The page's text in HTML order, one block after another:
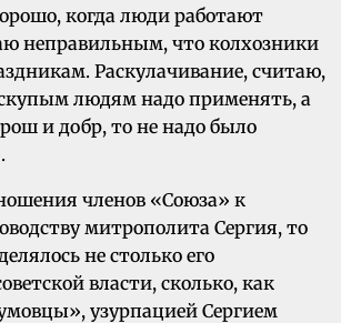
когда люди работают
неправильным, что колхозники
Раскулачивание, считаю,
людям надо применять, а
и добр, то не надо было
членов «Союза» к
митрополита Сергия, то
не столько его
власти, сколько, как
узурпацией Сергием